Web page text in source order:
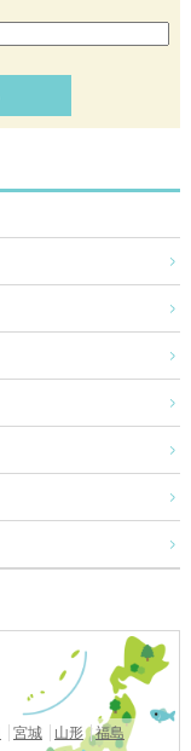
宮城 山形
福島